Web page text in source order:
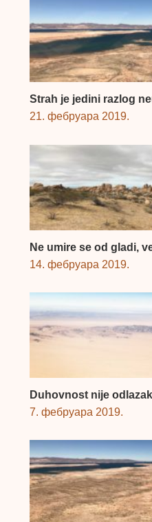
Strah je jedini razlog
21. фебруара 2019.
Ne umire se od gladi,
14. фебруара 2019.
Duhovnost nije
7. фебруара 2019.